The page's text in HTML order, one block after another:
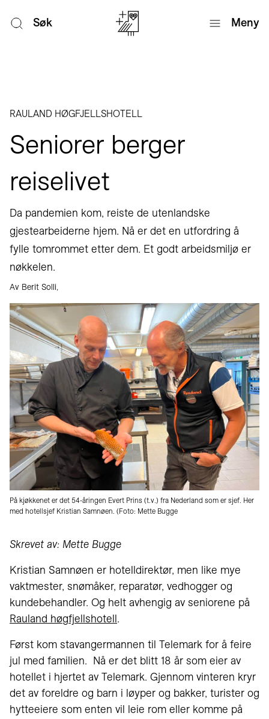
Søk Meny
RAULAND HØGFJELLSHOTELL
Seniorer berger
reiselivet
Da pandemien kom, reiste de utenlandske
gjestearbeiderne hjem. Nå er det en utfordring å
fylle tomrommet etter dem. Et godt arbeidsmiljø er
nøkkelen.
Av Berit Solli,
På kjøkkenet er det 54-åringen Evert Prins (t.v.) fra Nederland som er sjef. Her
med hotellsjef Kristian Samnøen. (Foto: Mette Bugge
Skrevet av: Mette Bugge
Kristian Samnøen er hotelldirektør, men like mye
vaktmester, snømåker, reparatør, vedhogger og
kundebehandler. Og helt avhengig av seniorene på
Rauland høgfjellshotell.
Først kom stavangermannen til Telemark for å feire
jul med familien. Nå er det blitt 18 år som eier av
hotellet i hjertet av Telemark. Gjennom vinteren kryr
det av foreldre og barn i løyper og bakker, turister og
hytteeiere som enten vil leie rom eller komme på